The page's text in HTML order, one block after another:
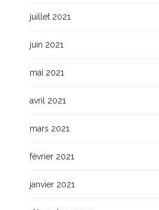
juillet 2021
juin 2021
mai 2021
avril 2021
mars 2021
février 2021
janvier 2021